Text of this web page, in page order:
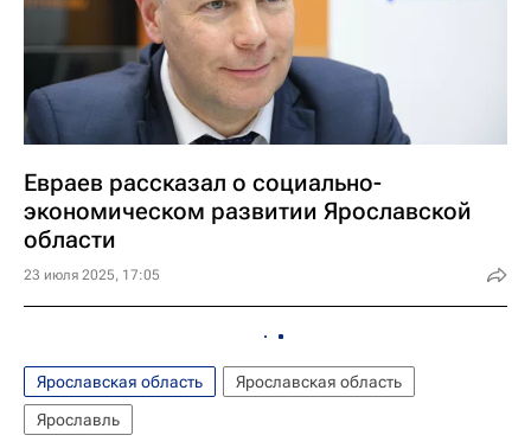
Евраев рассказал о социально-
экономическом развитии Ярославской
области
23 июля 2025, 17:05
Ярославская область
Ярославская область
Ярославль